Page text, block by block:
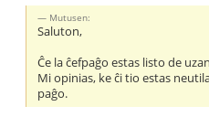
Mutusen:
Saluton,
Ĉe la ĉefpaĝo estas listo de
Mi opinias, ke ĉi tio estas
paĝo.